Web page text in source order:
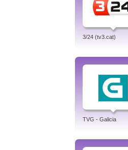
3/24 (tv3.cat)
TVG - Galicia